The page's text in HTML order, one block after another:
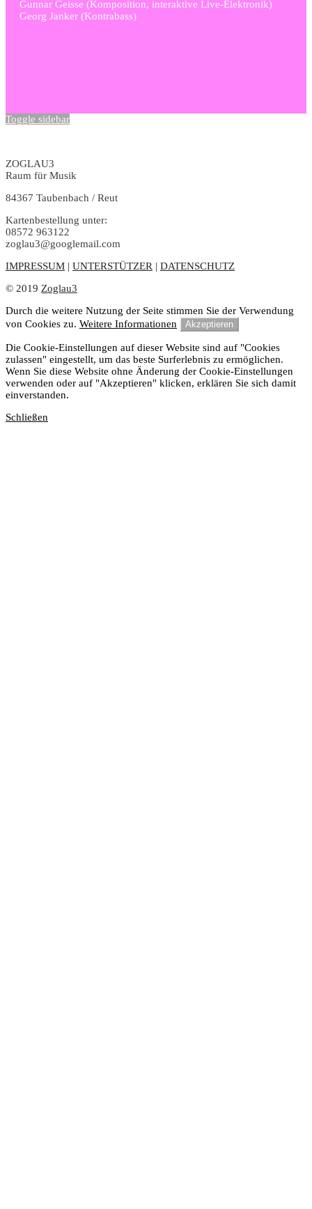
Gunnar Geisse (Komposition, interaktive Live-Elektronik)
Georg Janker (Kontrabass)
Toggle sidebar
ZOGLAU3
Raum für Musik
84367 Taubenbach / Reut
Kartenbestellung unter:
08572 963122
zoglau3@googlemail.com
IMPRESSUM | UNTERSTÜTZER | DATENSCHUTZ
© 2019 Zoglau3
Durch die weitere Nutzung der Seite stimmen Sie der Verwendung
von Cookies zu. Weitere Informationen Akzeptieren
Die Cookie-Einstellungen auf dieser Website sind auf "Cookies
zulassen" eingestellt, um das beste Surferlebnis zu ermöglichen.
Wenn Sie diese Website ohne Änderung der Cookie-Einstellungen
verwenden oder auf "Akzeptieren" klicken, erklären Sie sich damit
einverstanden.
Schließen